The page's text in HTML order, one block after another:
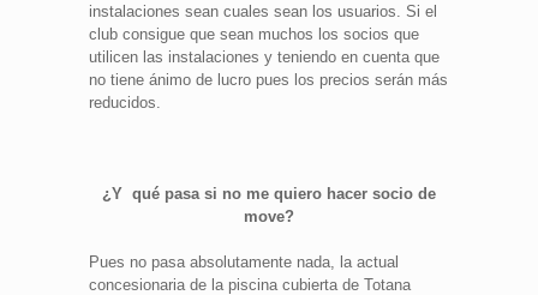
instalaciones sean cuales sean los usuarios. Si el
club consigue que sean muchos los socios que
utilicen las instalaciones y teniendo en cuenta que
no tiene ánimo de lucro pues los precios serán más
reducidos.
¿Y qué pasa si no me quiero hacer socio de
move?
Pues no pasa absolutamente nada, la actual
concesionaria de la piscina cubierta de Totana